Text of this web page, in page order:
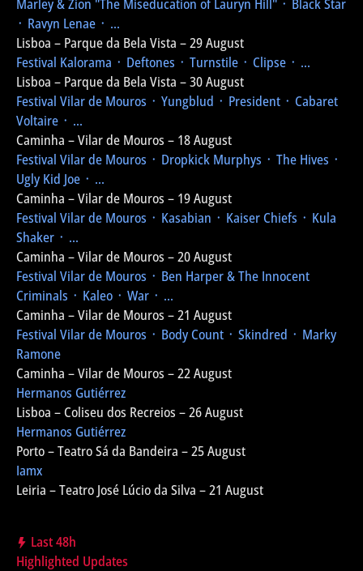
Marley & Zion "The Miseducation of Lauryn Hill" ᛫ Black Star
᛫ Ravyn Lenae ᛫ ...
Lisboa – Parque da Bela Vista – 29 August
Festival Kalorama ᛫ Deftones ᛫ Turnstile ᛫ Clipse ᛫ ...
Lisboa – Parque da Bela Vista – 30 August
Festival Vilar de Mouros ᛫ Yungblud ᛫ President ᛫ Cabaret
Voltaire ᛫ ...
Caminha – Vilar de Mouros – 18 August
Festival Vilar de Mouros ᛫ Dropkick Murphys ᛫ The Hives ᛫
Ugly Kid Joe ᛫ ...
Caminha – Vilar de Mouros – 19 August
Festival Vilar de Mouros ᛫ Kasabian ᛫ Kaiser Chiefs ᛫ Kula
Shaker ᛫ ...
Caminha – Vilar de Mouros – 20 August
Festival Vilar de Mouros ᛫ Ben Harper & The Innocent
Criminals ᛫ Kaleo ᛫ War ᛫ ...
Caminha – Vilar de Mouros – 21 August
Festival Vilar de Mouros ᛫ Body Count ᛫ Skindred ᛫ Marky
Ramone
Caminha – Vilar de Mouros – 22 August
Hermanos Gutiérrez
Lisboa – Coliseu dos Recreios – 26 August
Hermanos Gutiérrez
Porto – Teatro Sá da Bandeira – 25 August
Iamx
Leiria – Teatro José Lúcio da Silva – 21 August
Last 48h
Highlighted Updates